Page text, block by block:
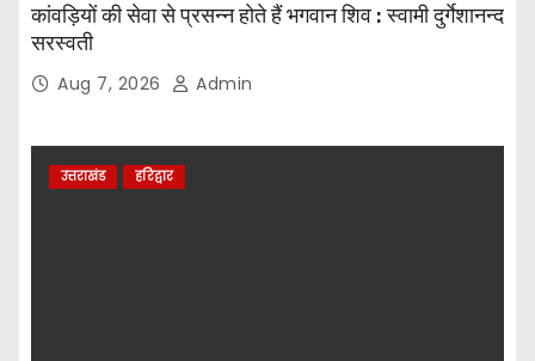
कांवड़ियों की सेवा से प्रसन्न होते हैं भगवान शिव : स्वामी दुर्गेशानन्द
सरस्वती
Aug 7, 2026 Admin
उत्तराखंड हरिद्वार